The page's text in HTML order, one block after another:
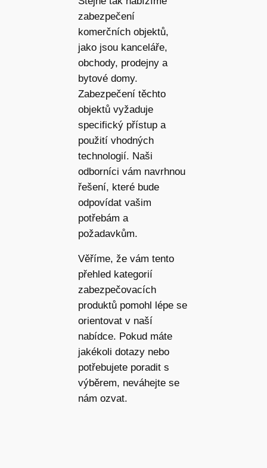
zabezpečení
komerčních objektů,
jako jsou kanceláře,
obchody, prodejny a
bytové domy.
Zabezpečení těchto
objektů vyžaduje
specifický přístup a
použití vhodných
technologií. Naši
odborníci vám navrhnou
řešení, které bude
odpovídat vašim
potřebám a
požadavkům.
Věříme, že vám tento
přehled kategorií
zabezpečovacích
produktů pomohl lépe se
orientovat v naší
nabídce. Pokud máte
jakékoli dotazy nebo
potřebujete poradit s
výběrem, neváhejte se
nám ozvat.